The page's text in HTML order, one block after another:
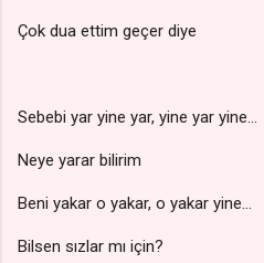
Çok dua ettim geçer diye
Sebebi yar yine yar, yine yar yine…
Neye yarar bilirim
Beni yakar o yakar, o yakar yine…
Bilsen sızlar mı için?